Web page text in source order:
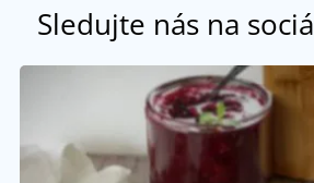
Sledujte nás na